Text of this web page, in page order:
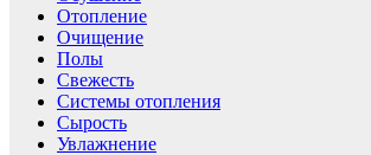
Отопление
Очищение
Полы
Свежесть
Системы отопления
Сырость
Увлажнение